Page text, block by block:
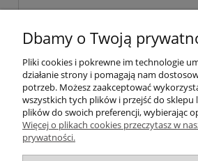
« 1 2 3 4
Pomoc
Dbamy o Twoją
Pliki cookies i pokrewne im technologie
działanie strony i pomagają nam
potrzeb. Możesz zaakceptować
wszystkich tych plików i przejść do sklepu
plików do swoich preferencji, wybierając
Więcej o plikach cookies przeczytasz w
prywatności.